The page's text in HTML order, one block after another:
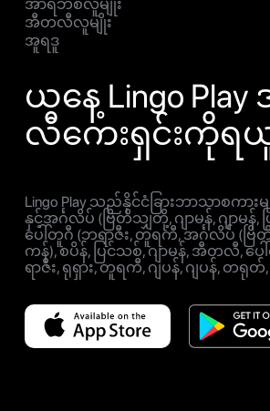
အာရဘစ်လူမျိုး
အီတလီလူမျိုး
အူရဒူ
ယနေ့ Lingo
လီကေးရှင်းကိုရယူ
Lingo Play သည်နိုင်ငံခြားဘာသာစကာ
နှင့်အင်္ဂလိပ် (ဗြိတိသျှတို့, ဂျာမန်, ဂျာမန်,
ပေါ်တူဂီ (ဘရာဇီး, တူရကီ, အင်္ဂလိပ် (ဗ
ကန်), စပိန်, ပြင်သစ်, ဂျာမန်, အီတလီ, ပ
ရာဇီး, ရုရှား, တူရကီ, ဂျပန်, ဂျပန်, တရုတ်,